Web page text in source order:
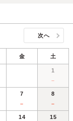
次へ
金 土
1
－
7
－
8
－
14 15